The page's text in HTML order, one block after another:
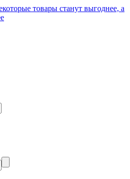
товары станут выгоднее, а